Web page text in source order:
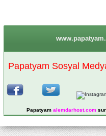
Papatyam Sosyal
Papatyam alemdarhost.com